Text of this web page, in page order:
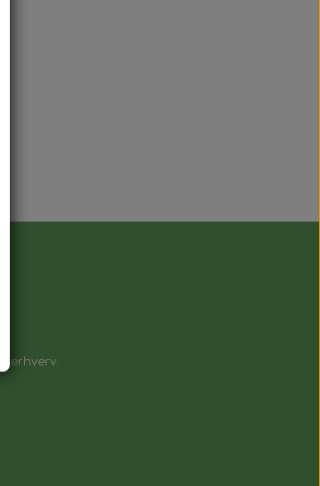
erhverv.